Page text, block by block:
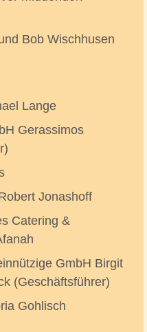
Bob Wischhusen
Lange
Gerassimos
Jonashoff
Catering &
GmbH Bir­git
(Ge­schäfts­füh­rer)
Gohlisch